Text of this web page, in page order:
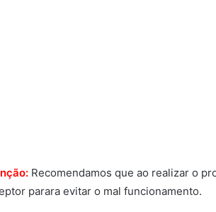
Recomendamos que ao realizar o
parara evitar o mal funcionamento.